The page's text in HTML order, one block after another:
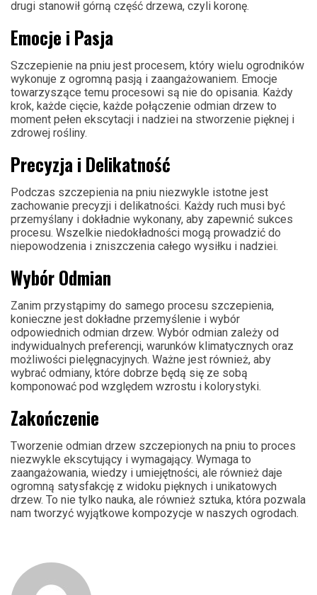
drugi stanowił górną część drzewa, czyli koronę.
Emocje i Pasja
Szczepienie na pniu jest procesem, który wielu ogrodników
wykonuje z ogromną pasją i zaangażowaniem. Emocje
towarzyszące temu procesowi są nie do opisania. Każdy
krok, każde cięcie, każde połączenie odmian drzew to
moment pełen ekscytacji i nadziei na stworzenie pięknej i
zdrowej rośliny.
Precyzja i Delikatność
Podczas szczepienia na pniu niezwykle istotne jest
zachowanie precyzji i delikatności. Każdy ruch musi być
przemyślany i dokładnie wykonany, aby zapewnić sukces
procesu. Wszelkie niedokładności mogą prowadzić do
niepowodzenia i zniszczenia całego wysiłku i nadziei.
Wybór Odmian
Zanim przystąpimy do samego procesu szczepienia,
konieczne jest dokładne przemyślenie i wybór
odpowiednich odmian drzew. Wybór odmian zależy od
indywidualnych preferencji, warunków klimatycznych oraz
możliwości pielęgnacyjnych. Ważne jest również, aby
wybrać odmiany, które dobrze będą się ze sobą
komponować pod względem wzrostu i kolorystyki.
Zakończenie
Tworzenie odmian drzew szczepionych na pniu to proces
niezwykle ekscytujący i wymagający. Wymaga to
zaangażowania, wiedzy i umiejętności, ale również daje
ogromną satysfakcję z widoku pięknych i unikatowych
drzew. To nie tylko nauka, ale również sztuka, która pozwala
nam tworzyć wyjątkowe kompozycje w naszych ogrodach.